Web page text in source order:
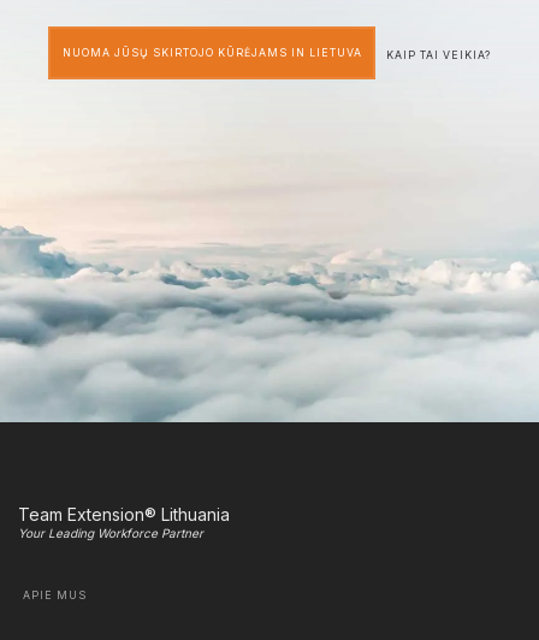
NUOMA JŪSŲ SKIRTOJO KŪRĖJAMS IN LIETUVA KAIP TAI VEIKIA?
Team Extension® Lithuania
Your Leading Workforce Partner
APIE MUS